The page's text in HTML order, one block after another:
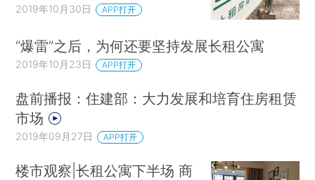
2019年10月30日 APP打开
“爆雷”之后，为何还要坚持发展长租公寓
2019年10月23日 APP打开
盘前播报：住建部：大力发展和培育住房租赁
市场
2019年09月27日 APP打开
楼市观察|长租公寓下半场 商